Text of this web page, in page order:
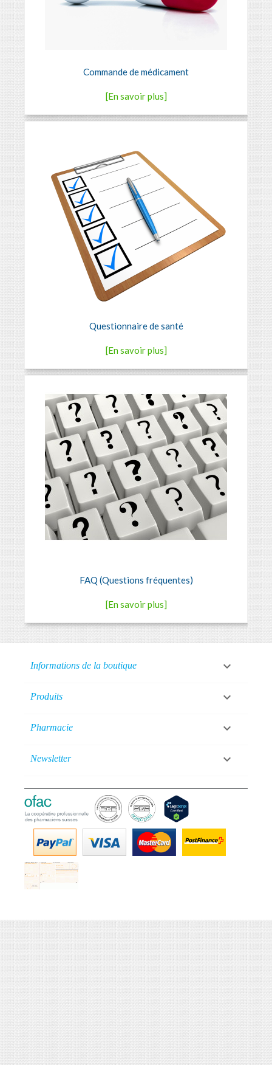
Commande de médicament
[En savoir plus]
Questionnaire de santé
[En savoir plus]
FAQ (Questions fréquentes)
[En savoir plus]
Informations de la boutique 
Produits 
Pharmacie 
Newsletter 